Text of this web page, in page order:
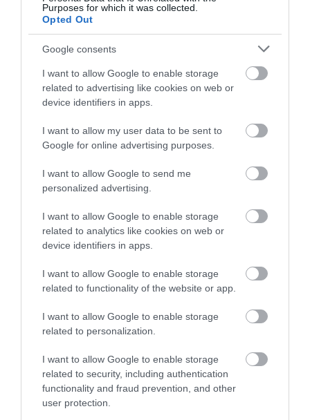
Purposes for which it was collected.
Opted Out
Google consents
I want to allow Google to enable storage
related to advertising like cookies on web or
device identifiers in apps.
I want to allow my user data to be sent to
Google for online advertising purposes.
I want to allow Google to send me
personalized advertising.
I want to allow Google to enable storage
related to analytics like cookies on web or
device identifiers in apps.
I want to allow Google to enable storage
related to functionality of the website or app.
I want to allow Google to enable storage
related to personalization.
I want to allow Google to enable storage
related to security, including authentication
functionality and fraud prevention, and other
user protection.
Egyesült Királyságbólszintén több város is
bekerült a top 10-es rangsorba, köztük a korábban a
leginkább gyalogosbarátnakminősített Brighton
és
. A fennmaradó helyeket
Portugália városai – a már mostnépszerű
őszi úti
célnak számítóPortoésLisszabon
három országban találjuk: Spanyolországban, az
Egyesült Királyságban és Portugáliában.
Íme a 10 legboldogabb európai város
rangsora:
Sevilla
Porto
Valencia
Glasgow
London